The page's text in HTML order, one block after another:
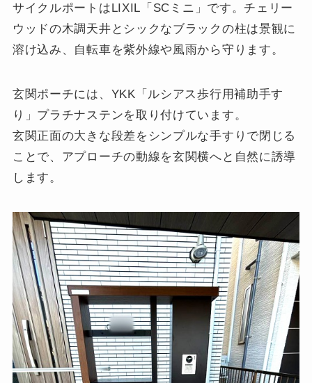
サイクルポートはLIXIL「SCミニ」です。チェリー
ウッドの木調天井とシックなブラックの柱は景観に
溶け込み、自転車を紫外線や風雨から守ります。
玄関ポーチには、YKK「ルシアス歩行用補助手す
り」プラチナステンを取り付けています。
玄関正面の大きな段差をシンプルな手すりで閉じる
ことで、アプローチの動線を玄関横へと自然に誘導
します。